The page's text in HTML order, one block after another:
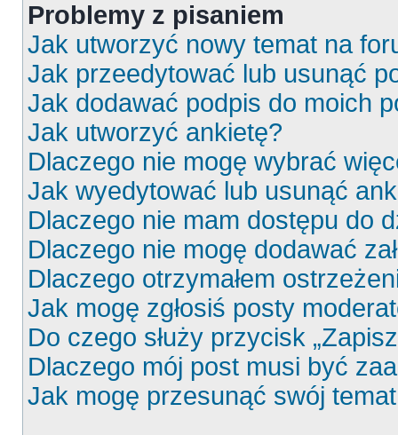
Problemy z pisaniem
Jak utworzyć nowy temat na
Jak przeedytować lub usunąć
Jak dodawać podpis do moich
Jak utworzyć ankietę?
Dlaczego nie mogę wybrać
Jak wyedytować lub usunąć
Dlaczego nie mam dostępu do
Dlaczego nie mogę dodawać
Dlaczego otrzymałem
Jak mogę zgłosiś posty
Do czego służy przycisk
Dlaczego mój post musi być
Jak mogę przesunąć swój